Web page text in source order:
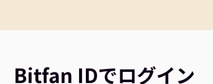
Bitfan IDでログイン